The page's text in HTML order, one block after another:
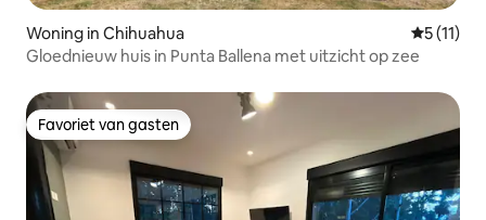
Woning in Chihuahua
5 (11)
Gloednieuw huis in Punta Ballena met uitzicht op zee
Favoriet van gasten
Favoriet van gasten